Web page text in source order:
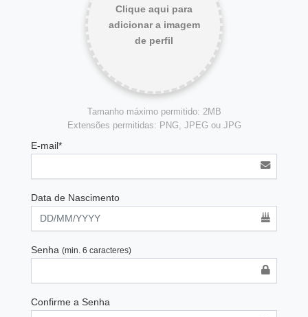
Clique aqui para
adicionar a imagem
de perfil
Tamanho máximo permitido: 2MB
Extensões permitidas: PNG, JPEG ou JPG
E-mail*
Data de Nascimento
Senha (min. 6 caracteres)
Confirme a Senha